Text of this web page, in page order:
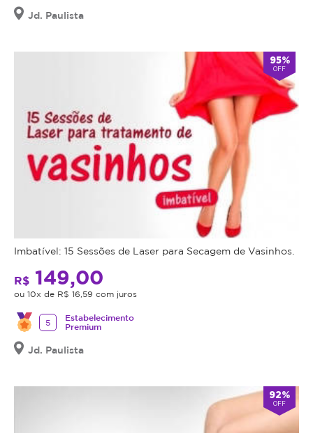
Jd. Paulista
95%
OFF
Imbatível: 15 Sessões de Laser para Secagem de Vasinhos.
R$ 149,00
ou 10x de R$ 16,59 com juros
5
Estabelecimento
Premium
Jd. Paulista
92%
OFF